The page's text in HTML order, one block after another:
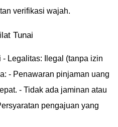
verifikasi wajah.
Tunai
Legalitas: Ilegal (tanpa izin
- Penawaran pinjaman uang
- Tidak ada jaminan atau
pengajuan yang